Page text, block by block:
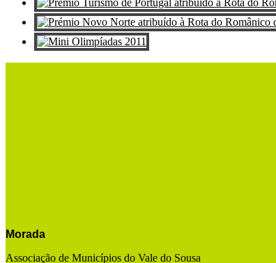
Morada
Associação de Municípios do Vale do Sousa